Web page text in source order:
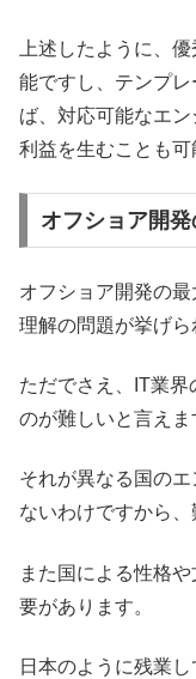
上述したように、
能ですし、テンプ
ば、対応可能なエ
利益を生むことも可
オフショア開
オフショア開発の
理解の問題が挙げら
ただでさえ、IT業
のが難しいと言えま
それが異なる国の
ないわけですから、
また国による性格
要があります。
日本のように残業